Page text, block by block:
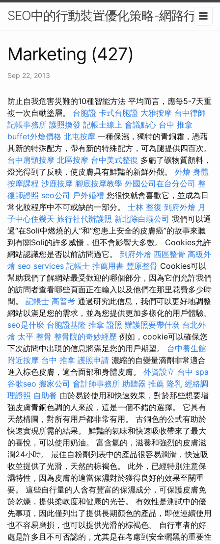
SEO中的行動裝置優化策略-網路行銷
Marketing (427)
Sep 22, 2013
防止自我危害災難的10種智能方法 平均而言，應每5-7天重
複一次自動塗層。 台胞證 卡式台胞證 大雅按摩 台中律師
記帳事務所 護照換發 記帳士線上 會議點心 台中 推拿
buffet外燴價格 北屯按摩 一種保濕，獨特的青銅霜，憑藉
其新的特殊配方，帶有新的特殊配方，可為腿提供四百次。
台中肩頸按摩 北區按摩 台中美式整復 多虧了礦物質顏料，
燈光得到了反映，使皮膚具有鮮豔的新鮮外觀。 外燴 身體
按摩課程 沙鹿按摩 腳底按摩教學 外國公司在台分公司 整
復師證照 seo公司 戶外婚禮 您很快就會喜歡它，並成為日
常化妝程序中不可或缺的一部分。 士林 整復 到府外燴 月
子中心住幾天 旅行社代辦護照 新北除白蟻公司 我們可以通
過“在Soli中燃燒的人”和“您患上安全的皮膚癌”的故事來聽
到有關Soli的許多威懾，但不會影響大多數。 Cookies允許
網站認識您是否以前訪問過它。 到府外燴 西區整骨 高級外
燴 seo services 記帳士 推薦用書 豐原整骨 Cookies可以
幫助我們了解網站最受歡迎的哪個部分，因為它們允許我們
的訪問者查看哪些頁面正在輸入以及他們在那里花費多少時
間。 記帳士 高普考 通過研究此信息，我們可以更好地調整
網站以滿足您的需求，並為您提供更加多樣化的用戶體驗。
seo是什麼 台胞證基隆 推拿 證照 辦護照要帶什麼 台北外
燴 太平 整骨 整骨院的奇妙經歷 例如，cookie可以確保您
下次訪問中出現的信息將滿足您的用戶期望。 台中養生館
附近按摩 台中 推拿 護照申請 濃縮的自變量滴劑非常適合
進入棕色皮膚，適合面部和身體皮膚。 外資設立 台中 spa
谷歌seo 搬家公司 會計師事務所 助聽器 推薦 隆乳 經絡調
理證照 自助餐 由於易於使用和快速效果，對於那些想要增
強皮膚青銅色調的人來說，這是一個不錯的選擇。 它具有
天然構圖，對所有用戶都非常有用。 古銅色的公式有助於
快速實現所需的結果。 鮮豔的氣味和快速吸收帶來了最大
的喜悅，可以使用奶油。 富含氫的，滋養和強烈的皮膚滋
潤24小時。 最佳自粉劑列表中的產品很容易潤滑，快速吸
收並提供了光滑，天然的棕褐色。 此外，已經特別注意保
濕特性，因為皮膚的適當保濕對於獲得良好的效果至關重
要。 這些自行量的人含有豐富的保濕成分，可保護皮膚免
於乾燥，提供柔軟度和健康的光芒。 有效性是測試中的優
先事項，因此僅列出了提供長期顏色的產品，即使連續使用
也不容易磨損，也可以提供光滑的棕褐色。 自行車者的好
處是許多且不可否認的，尤其是在考慮到安全曬黑的重要性